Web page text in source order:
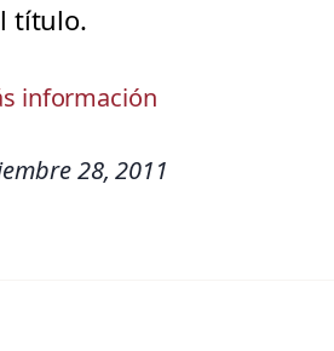
título.
información
28, 2011